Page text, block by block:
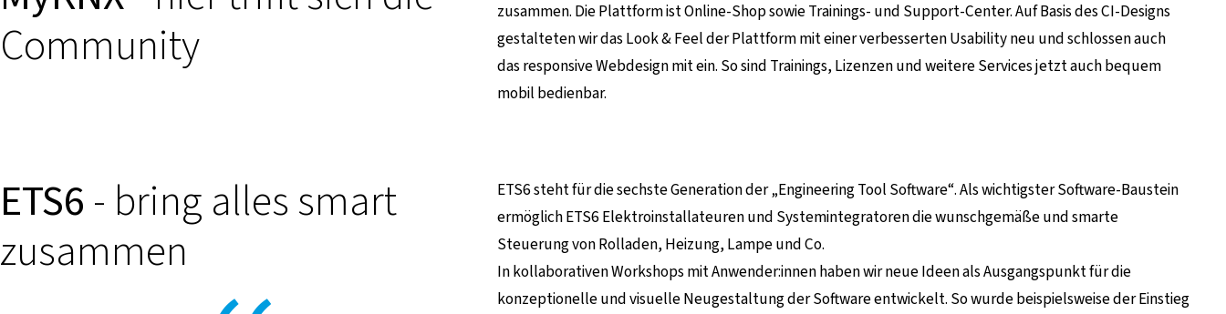
Community
zusammen. Die Plattform ist Online-Shop sowie Trainings- und Support-Center. Auf Basis des CI-Designs
gestalteten wir das Look & Feel der Plattform mit einer verbesserten Usability neu und schlossen auch
das responsive Webdesign mit ein. So sind Trainings, Lizenzen und weitere Services jetzt auch bequem
mobil bedienbar.
ETS6 - bring alles smart
zusammen
ETS6 steht für die sechste Generation der „Engineering Tool Software“. Als wichtigster Software-Baustein
ermöglich ETS6 Elektroinstallateuren und Systemintegratoren die wunschgemäße und smarte
Steuerung von Rolladen, Heizung, Lampe und Co.
In kollaborativen Workshops mit Anwender:innen haben wir neue Ideen als Ausgangspunkt für die
konzeptionelle und visuelle Neugestaltung der Software entwickelt. So wurde beispielsweise der Einstieg